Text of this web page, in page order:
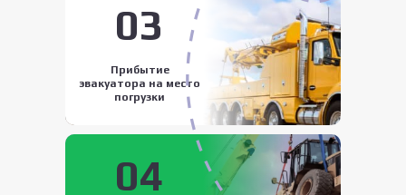
03
Прибытие
эвакуатора на место
погрузки
04